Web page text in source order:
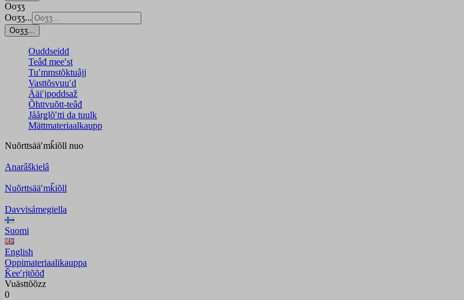
Ooʒʒ
Ooʒʒ...
Ooʒʒ...
Ouddseidd
Teâđ meeʹst
Tuʹmmstõktuâjj
Vasttõsvuuʹd
Ääiʹjpoddsaž
Õhttvuõtt-teâđ
Jåårǥlõʹtti da tuulk
Mättmateriaalkaupp
Nuõrttsääʹmǩiõll nuo
Anarâškielâ
Nuõrttsääʹmǩiõll
Davvisámegiella
Suomi
English
Oppimateriaalikauppa
Ǩeeʹrjtõõđ
Vuästtõõzz
0